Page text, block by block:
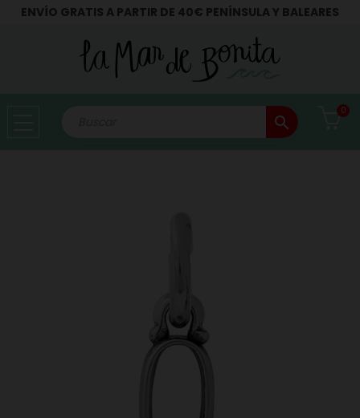
ENVÍO GRATIS A PARTIR DE 40€ PENÍNSULA Y BALEARES
search
0